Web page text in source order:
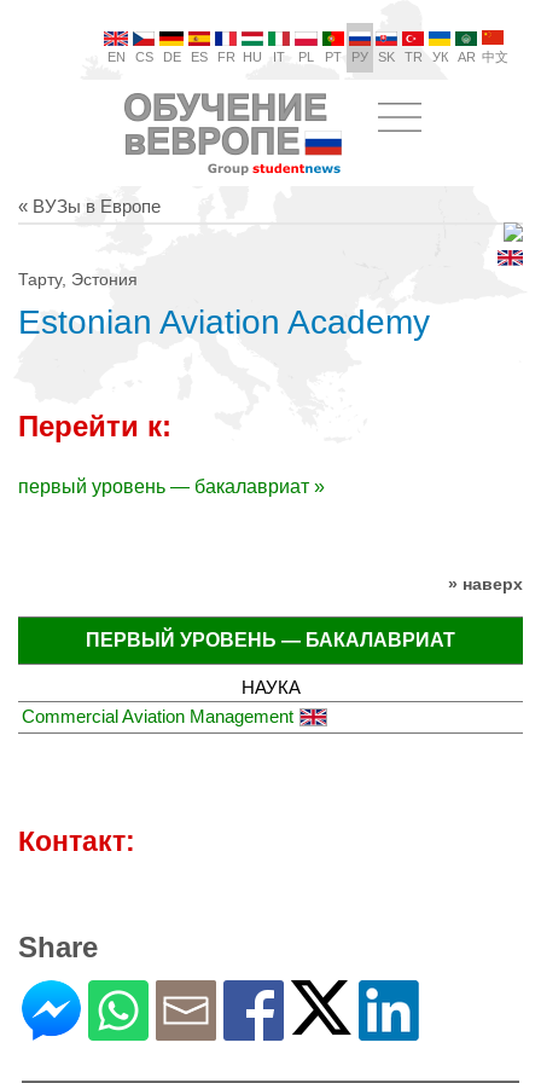
EN CS DE ES FR HU IT PL PT РУ SK TR УК AR 中文
« ВУЗы в Европе
Тарту, Эстония
Estonian Aviation Academy
Перейти к:
первый уровень — бакалавриат »
» наверх
ПЕРВЫЙ УРОВЕНЬ — БАКАЛАВРИАТ
НАУКА
Commercial Aviation Management
Контакт:
Share